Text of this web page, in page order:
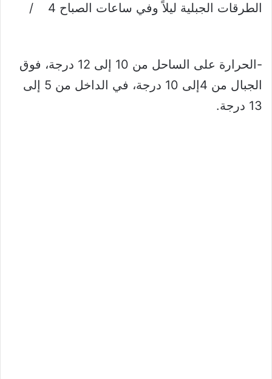
الطرقات الجبلية ليلاً وفي ساعات الصباح 4 /
-الحرارة على الساحل من 10 إلى 12 درجة، فوق
الجبال من 4إلى 10 درجة، في الداخل من 5 إلى
13 درجة.